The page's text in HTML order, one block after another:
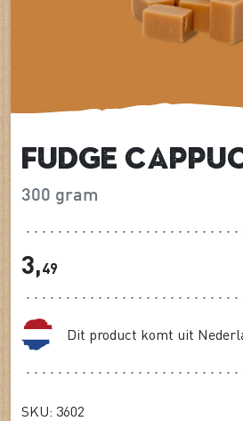
Fudge
300 gram
3,49
Dit product komt uit
SKU: 3602